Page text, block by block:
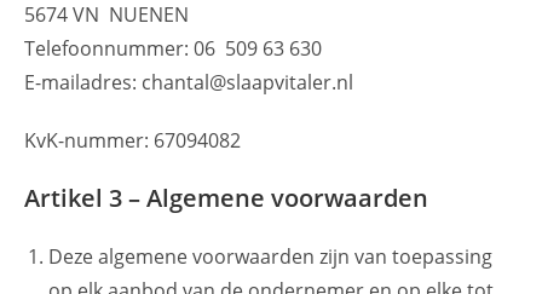
5674 VN NUENEN
Telefoonnummer: 06 509 63 630
E-mailadres: chantal@slaapvitaler.nl
KvK-nummer: 67094082
Artikel 3 – Algemene voorwaarden
Deze algemene voorwaarden zijn van toepassing